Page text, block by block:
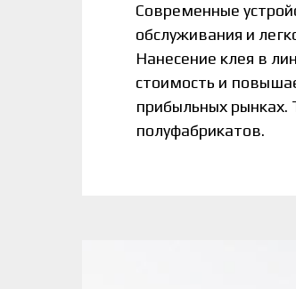
Современные
обслуживания и
Нанесение клея в
стоимость и
прибыльных рынках.
полуфабрикатов.